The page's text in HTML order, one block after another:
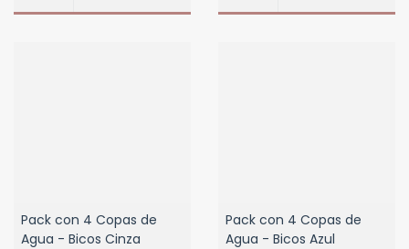
Pack con 4 Copas de
Agua - Bicos Cinza
Pack con 4 Copas de
Agua - Bicos Azul